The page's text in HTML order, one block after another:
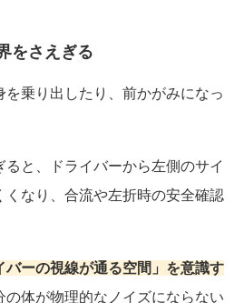
をさえぎる
を乗り出したり、前かがみになっ
ると、ドライバーから左側のサイ
くなり、合流や左折時の安全確認
バーの視線が通る空間」を意識す
の体が物理的なノイズにならない